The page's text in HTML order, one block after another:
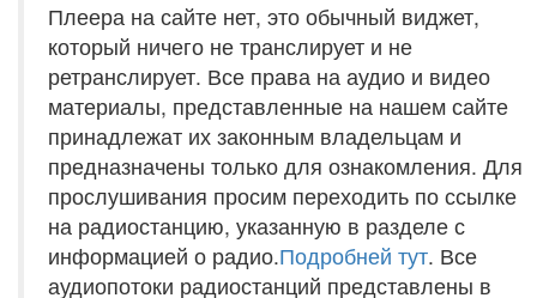
Плеера на сайте нет, это обычный виджет,
который ничего не транслирует и не
ретранслирует. Все права на аудио и видео
материалы, представленные на нашем сайте
принадлежат их законным владельцам и
предназначены только для ознакомления. Для
прослушивания просим переходить по ссылке
на радиостанцию, указанную в разделе с
информацией о радио.Подробней тут. Все
аудиопотоки радиостанций представлены в